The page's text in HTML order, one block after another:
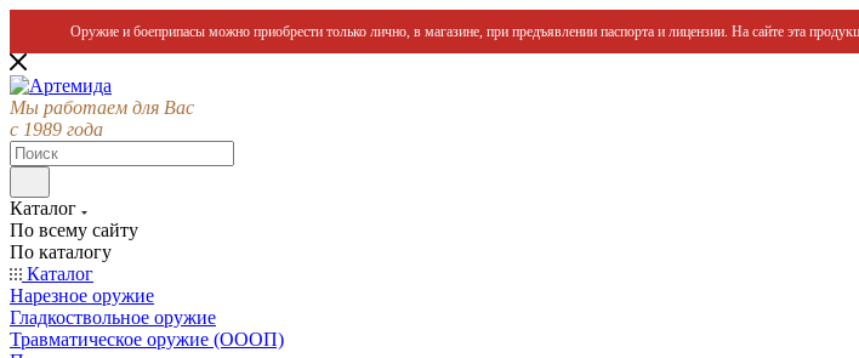
Оружие и боеприпасы можно приобрести только лично, в магазине, при предъявлении паспорта и лицензии. На сайте эта
Мы работаем для Вас
с 1989 года
Каталог
По всему сайту
По каталогу
Каталог
Нарезное оружие
Гладкоствольное оружие
Травматическое оружие (ОООП)